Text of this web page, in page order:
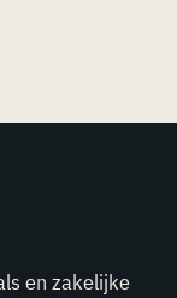
en zakelijke